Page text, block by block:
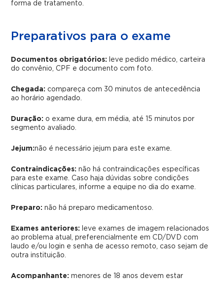
forma de tratamento.
Preparativos para o exame
Documentos obrigatórios:
leve pedido médico, carteira
do convênio, CPF e documento com foto.
Chegada: compareça com 30 minutos de antecedência
ao horário agendado.
Duração: o exame dura, em média, até 15 minutos por
segmento avaliado.
Jejum:não é necessário jejum para este exame.
Contraindicações: não há contraindicações específicas
para este exame. Caso haja dúvidas sobre condições
clínicas particulares, informe a equipe no dia do exame.
Preparo:não há preparo medicamentoso.
Exames anteriores:
leve exames de imagem relacionados
ao problema atual, preferencialmente em CD/DVD com
laudo e/ou login e senha de acesso remoto, caso sejam de
outra instituição.
Acompanhante: menores de 18 anos devem estar